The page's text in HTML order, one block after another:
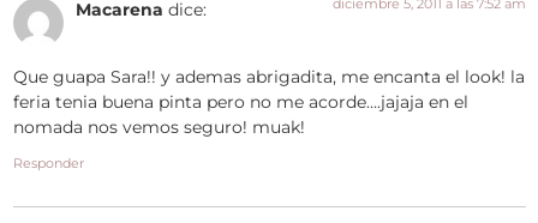
Macarena dice:
Que guapa Sara!! y ademas abrigadita, me encanta el look! la
feria tenia buena pinta pero no me acorde….jajaja en el
nomada nos vemos seguro! muak!
Responder